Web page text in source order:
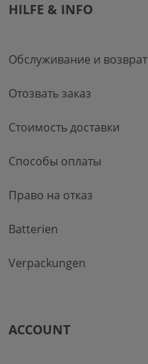
HILFE & INFO
Обслуживание и возврат
Отозвать заказ
Стоимость доставки
Способы оплаты
Право на отказ
Batterien
Verpackungen
ACCOUNT